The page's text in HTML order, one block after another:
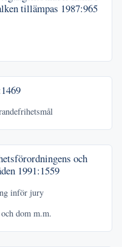
tillämpas 1987:965
och
1991:1559
inför jury
dom m.m.